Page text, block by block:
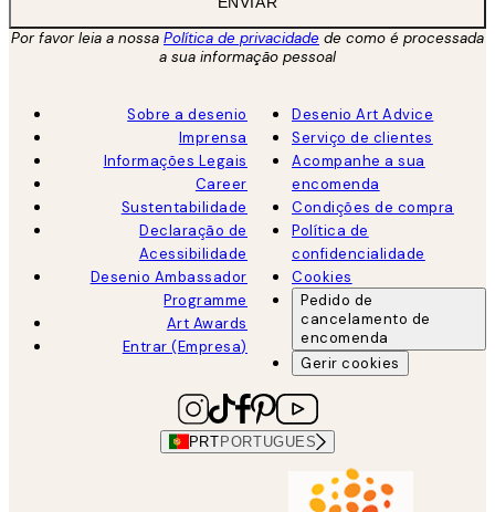
Por favor leia a nossa Política de privacidade de como é processada
a sua informação pessoal
Sobre a desenio
Imprensa
Informações Legais
Career
Sustentabilidade
Declaração de
Acessibilidade
Desenio Ambassador
Programme
Art Awards
Entrar (Empresa)
Desenio Art Advice
Serviço de clientes
Acompanhe a sua
encomenda
Condições de compra
Política de
confidencialidade
Cookies
Pedido de
cancelamento de
encomenda
Gerir cookies
PRT PORTUGUES